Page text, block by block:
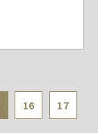
16 17